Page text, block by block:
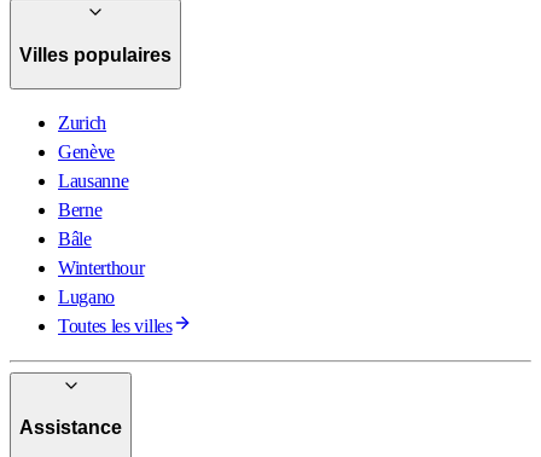
Villes populaires
Zurich
Genève
Lausanne
Berne
Bâle
Winterthour
Lugano
Toutes les villes
Assistance